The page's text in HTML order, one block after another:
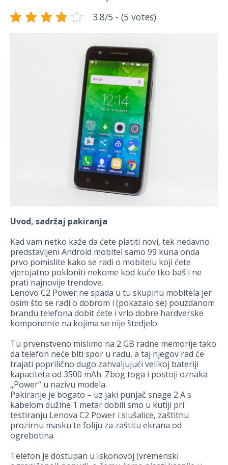
3.8/5 - (5 votes)
Uvod, sadržaj pakiranja
Kad vam netko kaže da ćete platiti novi, tek nedavno
predstavljeni Android mobitel samo 99 kuna onda
prvo pomislite kako se radi o mobitelu koji ćete
vjerojatno pokloniti nekome kod kuće tko baš i ne
prati najnovije trendove.
Lenovo C2 Power ne spada u tu skupinu mobitela jer
osim što se radi o dobrom i (pokazalo se) pouzdanom
brandu telefona dobit ćete i vrlo dobre hardverske
komponente na kojima se nije štedjelo.
Tu prvenstveno mislimo na 2 GB radne memorije tako
da telefon neće biti spor u radu, a taj njegov rad će
trajati poprilično dugo zahvaljujući velikoj bateriji
kapaciteta od 3500 mAh. Zbog toga i postoji oznaka
„Power“ u nazivu modela.
Pakiranje je bogato – uz jaki punjač snage 2 A s
kabelom dužine 1 metar dobili smo u kutiji pri
testiranju Lenova C2 Power i slušalice, zaštitnu
prozirnu masku te foliju za zaštitu ekrana od
ogrebotina.
Telefon je dostupan u Iskonovoj (vremenski